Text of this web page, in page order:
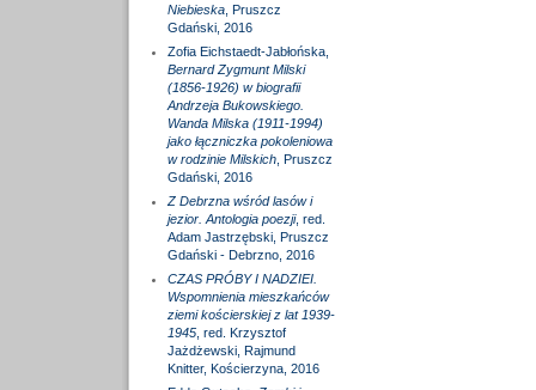
Niebieska, Pruszcz
Gdański, 2016
Zofia Eichstaedt-Jabłońska,
Bernard Zygmunt Milski
(1856-1926) w biografii
Andrzeja Bukowskiego.
Wanda Milska (1911-1994)
jako łączniczka pokoleniowa
w rodzinie Milskich, Pruszcz
Gdański, 2016
Z Debrzna wśród lasów i
jezior. Antologia poezji, red.
Adam Jastrzębski, Pruszcz
Gdański - Debrzno, 2016
CZAS PRÓBY I NADZIEI.
Wspomnienia mieszkańców
ziemi kościerskiej z lat 1939-
1945, red. Krzysztof
Jażdżewski, Rajmund
Knitter, Kościerzyna, 2016